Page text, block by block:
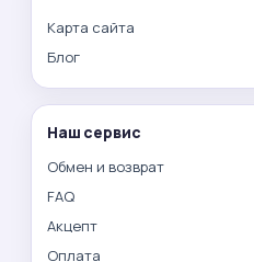
Карта сайта
Блог
Наш сервис
Обмен и возврат
FAQ
Акцепт
Оплата